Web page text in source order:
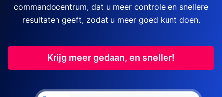
commandocentrum, dat u meer controle en snellere
resultaten geeft, zodat u meer goed kunt doen.
Krijg meer gedaan, en sneller!